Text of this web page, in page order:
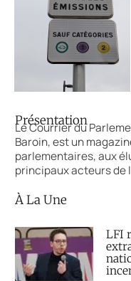
Présentation
Le Courrier du
Baroin, est un
parlementaires, aux
principaux acteurs de
À La Une
LFI